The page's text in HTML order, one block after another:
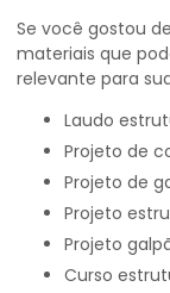
Se você gostou
materiais que
relevante para
laudo
projeto de
projeto de
projeto
projeto
curso